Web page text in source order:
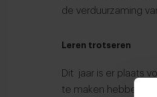
de verduurzaming
Leren trotseren
Dit jaar is er plaats
te maken hebben.